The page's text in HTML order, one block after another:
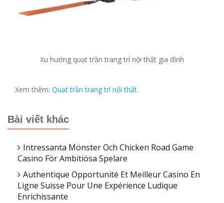
Xu hướng quạt trần trang trí nội thất gia đình
Xem thêm: Quạt trần trang trí nội thất
Bài viết khác
Intressanta Mönster Och Chicken Road Game
Casino För Ambitiösa Spelare
Authentique Opportunité Et Meilleur Casino En
Ligne Suisse Pour Une Expérience Ludique
Enrichissante